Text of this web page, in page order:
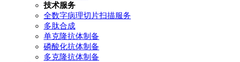
技术服务
全数字病理切片扫描服务
多肽合成
单克隆抗体制备
磷酸化抗体制备
多克隆抗体制备